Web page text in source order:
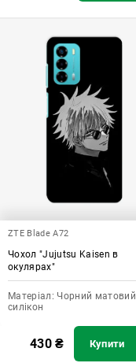
ZTE Blade A72
Чохол "Jujutsu Kaisen в
окулярах"
Матеріал: Чорний матовий
силікон
430₴ Купити